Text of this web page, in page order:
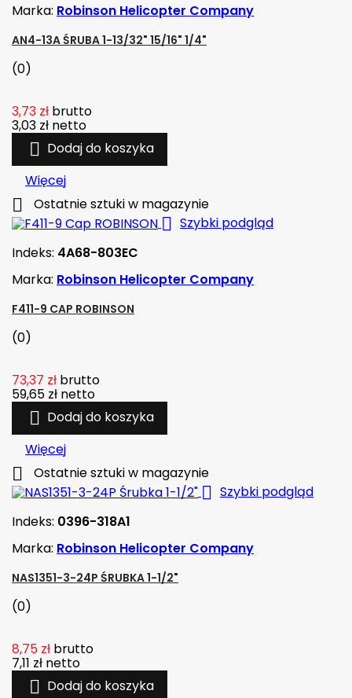
Marka: Robinson Helicopter Company
AN4-13A ŚRUBA 1-13/32" 15/16" 1/4"
(0)
3,73 zł brutto
3,03 zł netto
 Dodaj do koszyka
Więcej
 Ostatnie sztuki w magazynie
 Szybki podgląd
Indeks: 4A68-803EC
Marka: Robinson Helicopter Company
F411-9 CAP ROBINSON
(0)
73,37 zł brutto
59,65 zł netto
 Dodaj do koszyka
Więcej
 Ostatnie sztuki w magazynie
 Szybki podgląd
Indeks: 0396-318A1
Marka: Robinson Helicopter Company
NAS1351-3-24P ŚRUBKA 1-1/2"
(0)
8,75 zł brutto
7,11 zł netto
 Dodaj do koszyka